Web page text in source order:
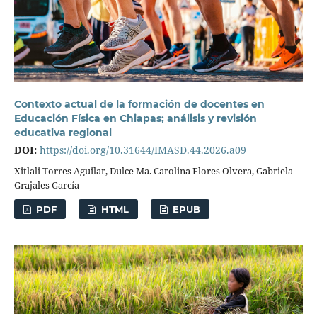
Contexto actual de la formación de docentes en
Educación Física en Chiapas; análisis y revisión
educativa regional
DOI: https://doi.org/10.31644/IMASD.44.2026.a09
Xitlali Torres Aguilar, Dulce Ma. Carolina Flores Olvera, Gabriela
Grajales García
PDF HTML EPUB